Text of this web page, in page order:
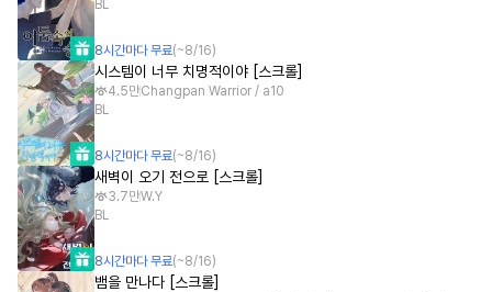
BL
8시간마다 무료(~8/16)
시스템이 너무 치명적이야 [스크롤]
4.5만Changpan Warrior / a10
BL
8시간마다 무료(~8/16)
새벽이 오기 전으로 [스크롤]
3.7만W.Y
BL
8시간마다 무료(~8/16)
뱀을 만나다 [스크롤]